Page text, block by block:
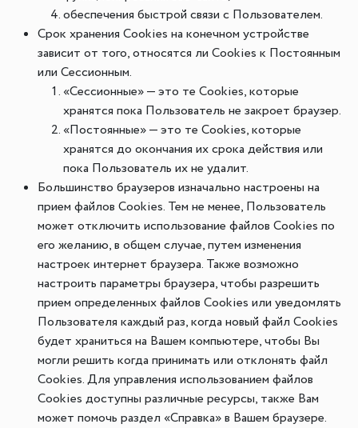
обеспечения быстрой связи с Пользователем.
Срок хранения Cookies на конечном устройстве
зависит от того, относятся ли Cookies к Постоянным
или Сессионным.
«Сессионные» — это те Cookies, которые
хранятся пока Пользователь не закроет браузер.
«Постоянные» — это те Cookies, которые
хранятся до окончания их срока действия или
пока Пользователь их не удалит.
Большинство браузеров изначально настроены на
прием файлов Cookies. Тем не менее, Пользователь
может отключить использование файлов Cookies по
его желанию, в общем случае, путем изменения
настроек интернет браузера. Также возможно
настроить параметры браузера, чтобы разрешить
прием определенных файлов Cookies или уведомлять
Пользователя каждый раз, когда новый файл Cookies
будет храниться на Вашем компьютере, чтобы Вы
могли решить когда принимать или отклонять файл
Cookies. Для управления использованием файлов
Cookies доступны различные ресурсы, также Вам
может помочь раздел «Справка» в Вашем браузере.